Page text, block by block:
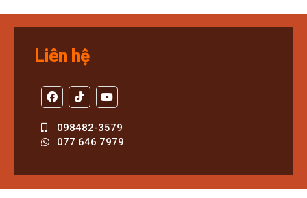
Liên hệ
098482-3579
077 646 7979